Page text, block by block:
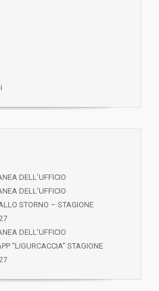
DELL’UFFICIO
DELL’UFFICIO
STORNO – STAGIONE
DELL’UFFICIO
“LIGURCACCIA” STAGIONE